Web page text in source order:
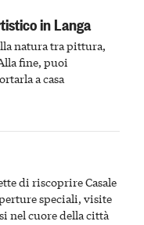
in Langa
natura tra pittura,
fine, puoi
a casa
di riscoprire Casale
speciali, visite
nel cuore della città